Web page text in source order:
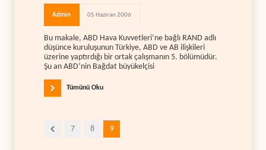
Admin 05 Haziran 2006
Bu makale, ABD Hava Kuvvetleri’ne bağlı RAND adlı
düşünce kuruluşunun Türkiye, ABD ve AB ilişkileri
üzerine yaptırdığı bir ortak çalışmanın 5. bölümüdür.
Şu an ABD’nin Bağdat büyükelçisi
Tümünü Oku
7 8 9